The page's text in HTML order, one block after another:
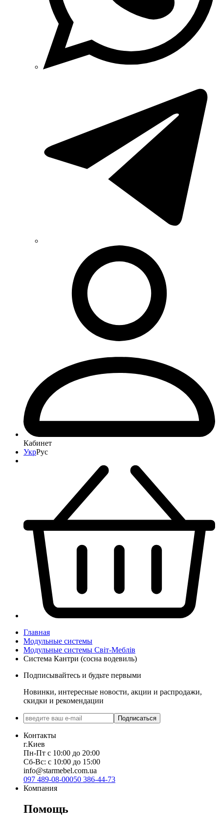
Кабинет
УкрРус
Главная
Модульные системы
Модульные системы Світ-Meблів
Система Кантри (сосна водевиль)
Подписывайтесь и будьте первыми
Новинки, интересные новости, акции и распродажи,
скидки и рекомендации
Подписаться
Контакты
г.Киев
Пн-Пт с 10:00 до 20:00
Сб-Вс: с 10:00 до 15:00
info@starmebel.com.ua
097 489-08-00050 386-44-73
Компания
Помощь